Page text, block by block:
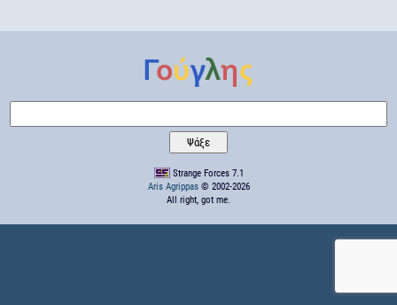
Strange Forces 7.1
Aris Agrippas© 2002-2026
All right, got me.